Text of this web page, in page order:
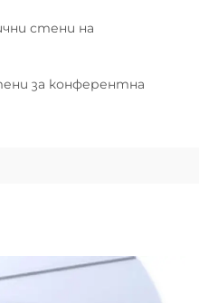
стени на
за конферентна